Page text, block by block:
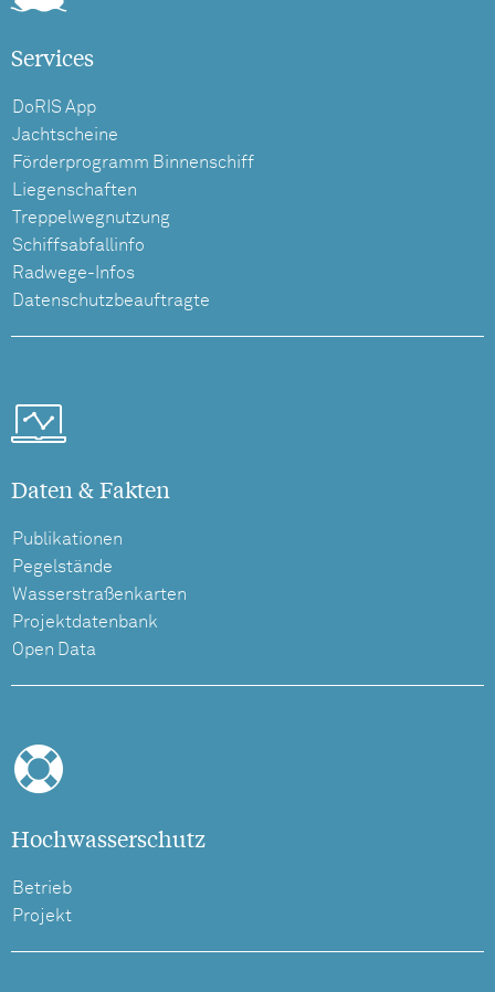
Services
DoRIS App
Jachtscheine
Förderprogramm Binnenschiff
Liegenschaften
Treppelwegnutzung
Schiffsabfallinfo
Radwege-Infos
Datenschutzbeauftragte
Daten & Fakten
Publikationen
Pegelstände
Wasserstraßenkarten
Projektdatenbank
Open Data
Hochwasserschutz
Betrieb
Projekt